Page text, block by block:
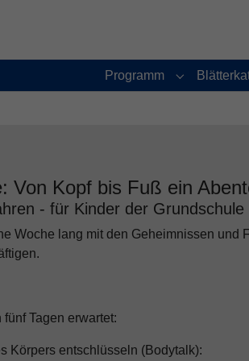
Programm
Submenu
Von Kopf bis Fuß ein
- für Kinder der Grundschule
Woche lang mit den Geheimnissen und
Tagen erwartet:
Körpers entschlüsseln (Bodytalk):